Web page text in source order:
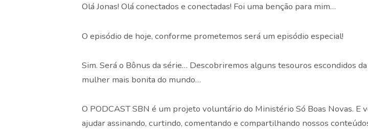
Olá Jonas! Olá conectados e conectadas! Foi uma benção para mim…
O episódio de hoje, conforme prometemos será um episódio especial!
Sim. Será o Bônus da série… Descobriremos alguns tesouros escondidos
mulher mais bonita do mundo…
O PODCAST SBN é um projeto voluntário do Ministério Só Boas Novas. E
ajudar assinando, curtindo, comentando e compartilhando nossos